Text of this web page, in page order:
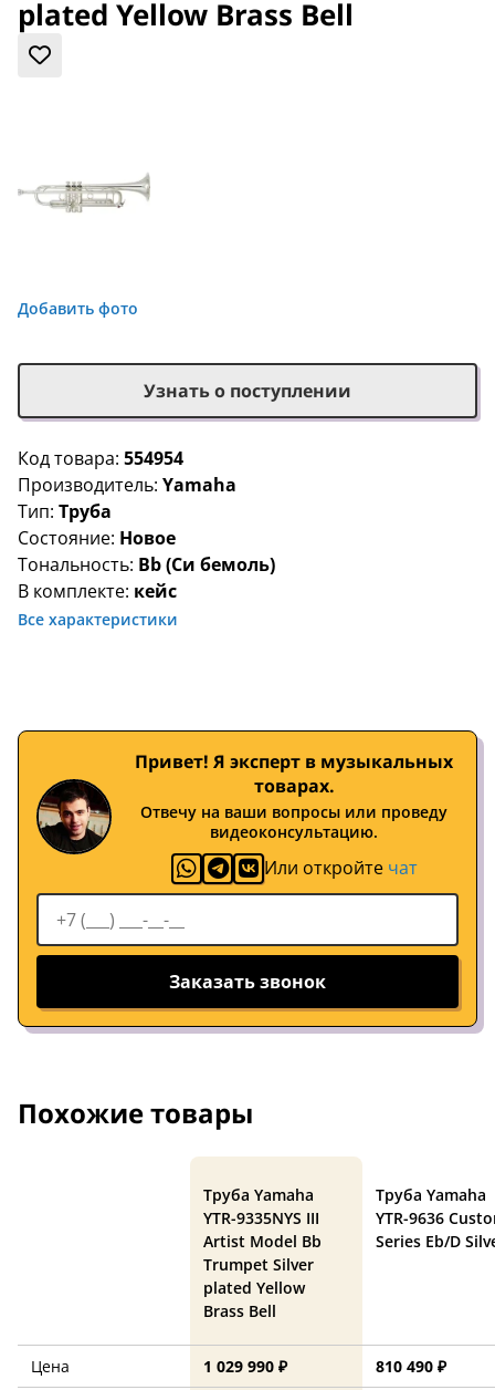
plated Yellow Brass Bell
Добавить фото
Код товара: 554954
Производитель: Yamaha
Тип: Труба
Состояние: Новое
Тональность: Bb (Си бемоль)
В комплекте: кейс
Все характеристики
Узнать о поступлении
Привет! Я эксперт в музыкальных
товарах.
Отвечу на ваши вопросы или проведу
видеоконсультацию.
Или откройте чат
Заказать звонок
Похожие товары
Труба Yamaha
YTR-9335NYS III
Artist Model Bb
Trumpet Silver
plated Yellow
Brass Bell
Труба Yamaha
YTR-9636
Series Eb/D
Цена 1 029 990 ₽
810 490 ₽